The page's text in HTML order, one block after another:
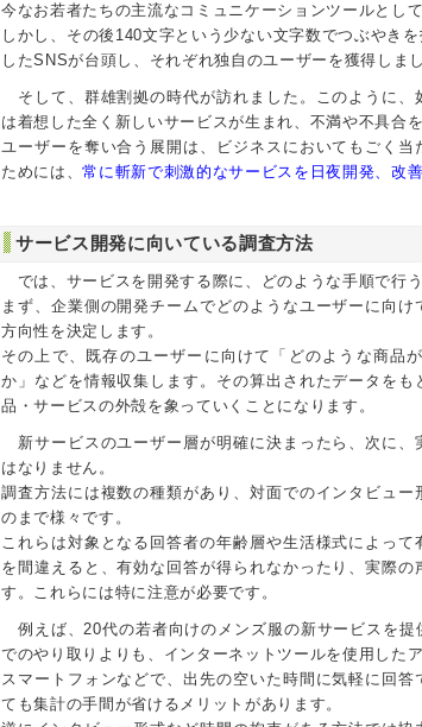
今なお若者たちの主流なコミュニケーションツールとし
しかし、その後140文字という少ない文字数でつぶやき
したSNSが台頭し、それぞれ独自のユーザーを獲得しまし
そして、群雄割拠の時代が訪れました。このように
は着想した全く新しいサービスが生まれ、不満や不具合
ユーザーを奪い合う展開は、ビジネスにおいてもごく
ためには、常に斬新で刺激的なサービスを日夜開発、改
サービス開発に向いている調査方法
では、サービスを開発する際に、どのような手順で行
まず、企業側の開発チームでどのようなユーザーに向
方向性を決定します。
その上で、既存のユーザーに向けて「どのような商品
か」などを情報収集します。その算出されたデータを
品・サービスの外殻を象っていくことになります。
新サービスのユーザー層が明確に決まったら、次に、
はなりません。
調査方法には複数の種類があり、対面でのインタビュ
のまで様々です。
これらは対象となる回答者の年齢層や生活様式によっ
を間違えると、有効な回答が得られなかったり、実際
す。これらには特に注意が必要です。
例えば、20代の若者向けのメンズ服の新サービスを
でのやり取りよりも、インターネットツールを使用した
スマートフォンなどで、出先の空いた時間に気軽に回
ても集計の手間が省けるメリットがあります。